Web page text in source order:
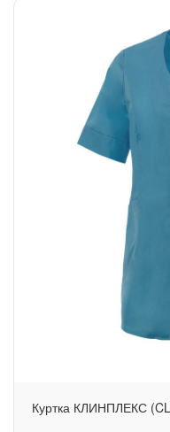
Куртка КЛИНПЛЕКС